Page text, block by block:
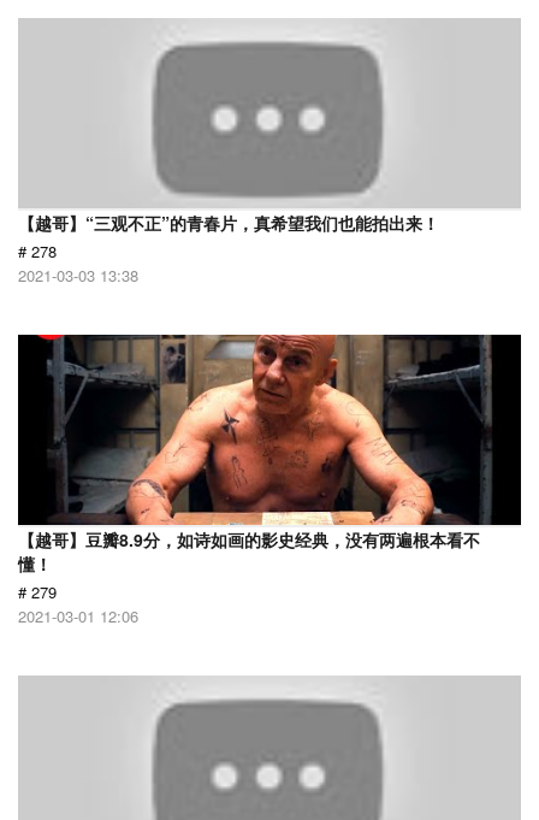
【越哥】“三观不正”的青春片，真希望我们也能拍出来！
# 278
2021-03-03 13:38
【越哥】豆瓣8.9分，如诗如画的影史经典，没有两遍根本看不
懂！
# 279
2021-03-01 12:06